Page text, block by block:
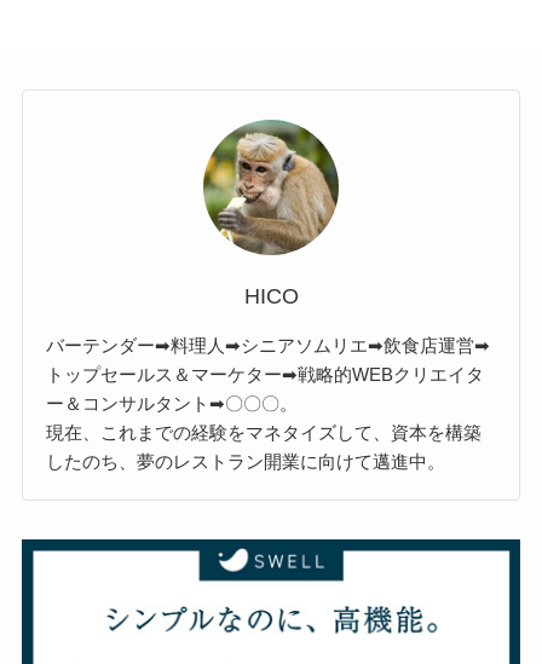
HICO
バーテンダー➡料理人➡シニアソムリエ➡飲食店運営➡
トップセールス＆マーケター➡戦略的WEBクリエイタ
ー＆コンサルタント➡〇〇〇。
現在、これまでの経験をマネタイズして、資本を構築
したのち、夢のレストラン開業に向けて邁進中。